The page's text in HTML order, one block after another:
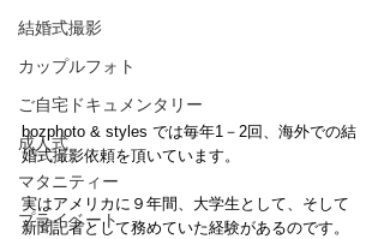
結婚式撮影
カップルフォト
ご自宅ドキュメンタリー
成人式
マタニティー
プライベート
bozphoto & styles では毎年1－2回、海外での結
婚式撮影依頼を頂いています。
実はアメリカに９年間、大学生として、そして
新聞記者として務めていた経験があるのです。